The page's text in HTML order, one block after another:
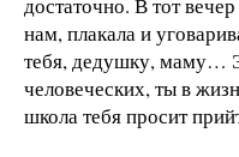
нам, плакала и
тебя, дедушку, маму…
человеческих, ты в
школа тебя просит